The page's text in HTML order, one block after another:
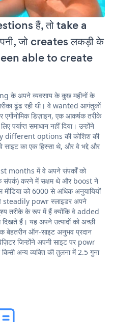
हैं, तो take a
जो creates लकड़ी के
been able to create
के अपने व्यवसाय के कुछ महीनों के
ढूंढ रही थी। वे wanted आगंतुकों
डिज़ाइन, एक आकर्षक तरीके
समाधान नहीं दिया। उन्होंने
different options की कोशिश की
का एक हिस्सा थे, और वे भद्दे और
months में वे अपने संपर्कों को
करने में सक्षम थे और boost ने
को 6000 से अधिक अनुयायियों
steadily powr स्लाइडर अपने
तरीके के रूप में हैं क्योंकि वे added
हैं। यह अपने उत्पादों को अच्छी
बेहतरीन ऑन-साइट अनुभव प्रदान
जिन्होंने अपनी साइट पर powr
अन्य व्यक्ति की तुलना में 2.5 गुना